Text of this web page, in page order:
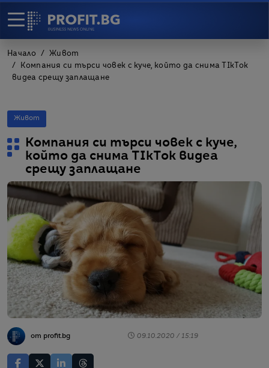
Начало
Живот
Компания си търси човек с куче, който да снима TIkTok
видеа срещу заплащане
Живот
Компания си търси човек с куче,
който да снима TIkTok видеа
срещу заплащане
от profit.bg 09.10.2020 / 15:19